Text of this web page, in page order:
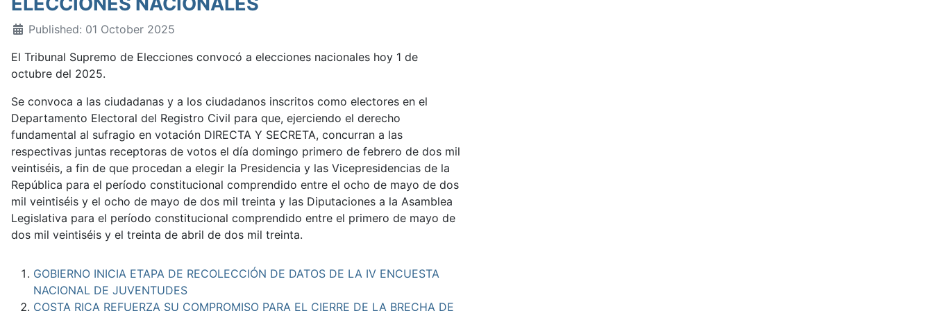
Published: 01 October 2025
El Tribunal Supremo de Elecciones convocó a elecciones nacionales hoy 1 de
octubre del 2025.
Se convoca a las ciudadanas y a los ciudadanos inscritos como electores en el
Departamento Electoral del Registro Civil para que, ejerciendo el derecho
fundamental al sufragio en votación DIRECTA Y SECRETA, concurran a las
respectivas juntas receptoras de votos el día domingo primero de febrero de dos mil
veintiséis, a fin de que procedan a elegir la Presidencia y las Vicepresidencias de la
República para el período constitucional comprendido entre el ocho de mayo de dos
mil veintiséis y el ocho de mayo de dos mil treinta y las Diputaciones a la Asamblea
Legislativa para el período constitucional comprendido entre el primero de mayo de
dos mil veintiséis y el treinta de abril de dos mil treinta.
GOBIERNO INICIA ETAPA DE RECOLECCIÓN DE DATOS DE LA IV ENCUESTA
NACIONAL DE JUVENTUDES
COSTA RICA REFUERZA SU COMPROMISO PARA EL CIERRE DE LA BRECHA DE